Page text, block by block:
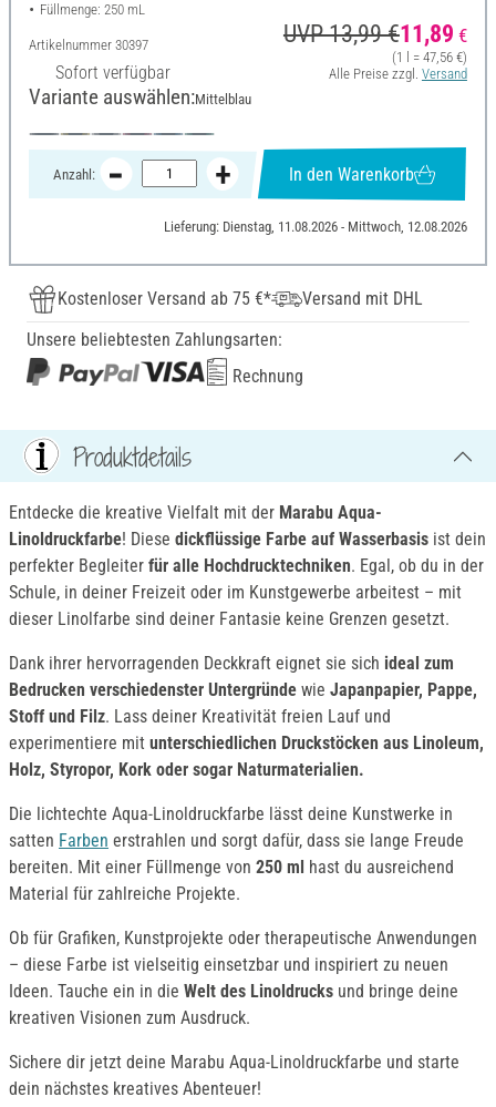
Füllmenge: 250 mL
Artikelnummer 30397
Sofort verfügbar
UVP 13,99 €11,89 €
(1 l = 47,56 €)
Alle Preise zzgl. Versand
Variante auswählen:Mittelblau
Anzahl: In den Warenkorb
Lieferung: Dienstag, 11.08.2026 - Mittwoch, 12.08.2026
Kostenloser Versand ab 75 €*
Versand mit DHL
Unsere beliebtesten Zahlungsarten:
Rechnung
Produktdetails
Entdecke die kreative Vielfalt mit der Marabu Aqua-
Linoldruckfarbe! Diese dickflüssige Farbe auf Wasserbasis ist dein
perfekter Begleiter für alle Hochdrucktechniken. Egal, ob du in der
Schule, in deiner Freizeit oder im Kunstgewerbe arbeitest – mit
dieser Linolfarbe sind deiner Fantasie keine Grenzen gesetzt.
Dank ihrer hervorragenden Deckkraft eignet sie sich ideal zum
Bedrucken verschiedenster Untergründe wie Japanpapier, Pappe,
Stoff und Filz. Lass deiner Kreativität freien Lauf und
experimentiere mit unterschiedlichen Druckstöcken aus Linoleum,
Holz, Styropor, Kork oder sogar Naturmaterialien.
Die lichtechte Aqua-Linoldruckfarbe lässt deine Kunstwerke in
satten Farben erstrahlen und sorgt dafür, dass sie lange Freude
bereiten. Mit einer Füllmenge von 250 ml hast du ausreichend
Material für zahlreiche Projekte.
Ob für Grafiken, Kunstprojekte oder therapeutische Anwendungen
– diese Farbe ist vielseitig einsetzbar und inspiriert zu neuen
Ideen. Tauche ein in die Welt des Linoldrucks und bringe deine
kreativen Visionen zum Ausdruck.
Sichere dir jetzt deine Marabu Aqua-Linoldruckfarbe und starte
dein nächstes kreatives Abenteuer!